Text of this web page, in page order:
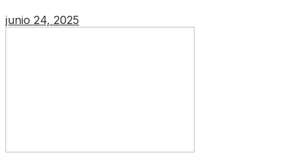
junio 24, 2025